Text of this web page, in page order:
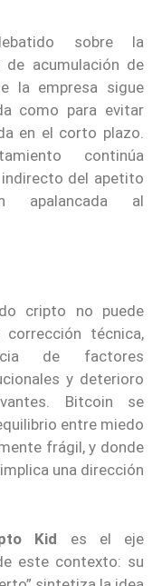
sobre la
acumulación de
la empresa sigue
como para evitar
en el corto plazo.
continúa
del apetito
apalancada al
cripto no puede
técnica,
de factores
y deterioro
Bitcoin se
entre miedo
frágil, y donde
una dirección
Kid es el eje
este contexto: su